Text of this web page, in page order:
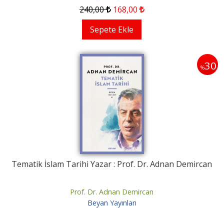
240,00 168,00
Sepete Ekle
%30
Tematik İslam Tarihi Yazar : Prof. Dr. Adnan Demircan
Prof. Dr. Adnan Demircan
Beyan Yayınları